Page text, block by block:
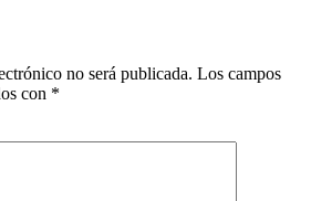
no será publicada. Los campos
con *